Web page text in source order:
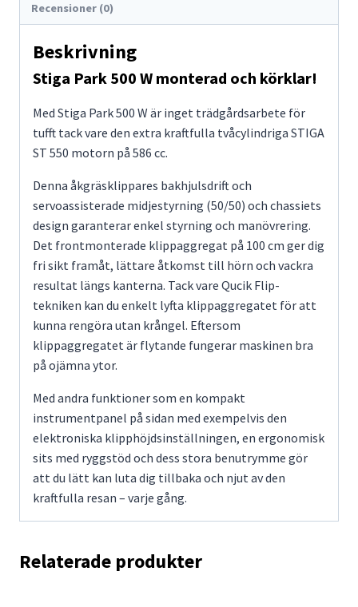
Recensioner (0)
Beskrivning
Stiga Park 500 W monterad och körklar!
Med Stiga Park 500 W är inget trädgårdsarbete för
tufft tack vare den extra kraftfulla tvåcylindriga STIGA
ST 550 motorn på 586 cc.
Denna åkgräsklippares bakhjulsdrift och
servoassisterade midjestyrning (50/50) och chassiets
design garanterar enkel styrning och manövrering.
Det frontmonterade klippaggregat på 100 cm ger dig
fri sikt framåt, lättare åtkomst till hörn och vackra
resultat längs kanterna. Tack vare Qucik Flip-
tekniken kan du enkelt lyfta klippaggregatet för att
kunna rengöra utan krångel. Eftersom
klippaggregatet är flytande fungerar maskinen bra
på ojämna ytor.
Med andra funktioner som en kompakt
instrumentpanel på sidan med exempelvis den
elektroniska klipphöjdsinställningen, en ergonomisk
sits med ryggstöd och dess stora benutrymme gör
att du lätt kan luta dig tillbaka och njut av den
kraftfulla resan – varje gång.
Relaterade produkter